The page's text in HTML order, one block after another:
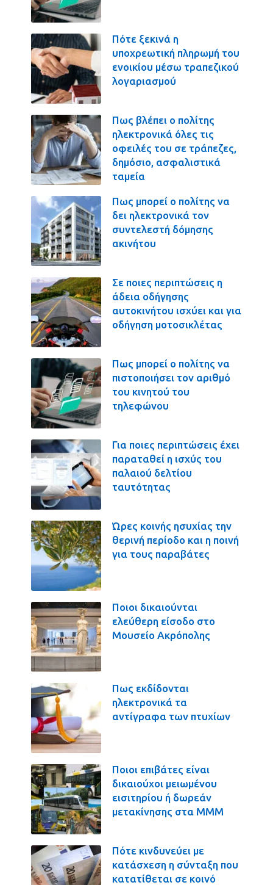
Πότε ξεκινά η
υποχρεωτική πληρωμή του
ενοικίου μέσω τραπεζικού
λογαριασμού
Πως βλέπει ο πολίτης
ηλεκτρονικά όλες τις
οφειλές του σε τράπεζες,
δημόσιο, ασφαλιστικά
ταμεία
Πως μπορεί ο πολίτης να
δει ηλεκτρονικά τον
συντελεστή δόμησης
ακινήτου
Σε ποιες περιπτώσεις η
άδεια οδήγησης
αυτοκινήτου ισχύει και για
οδήγηση μοτοσικλέτας
Πως μπορεί ο πολίτης να
πιστοποιήσει τον αριθμό
του κινητού του
τηλεφώνου
Για ποιες περιπτώσεις έχει
παραταθεί η ισχύς του
παλαιού δελτίου
ταυτότητας
Ώρες κοινής ησυχίας την
θερινή περίοδο και η ποινή
για τους παραβάτες
Ποιοι δικαιούνται
ελεύθερη είσοδο στο
Μουσείο Ακρόπολης
Πως εκδίδονται
ηλεκτρονικά τα
αντίγραφα των πτυχίων
Ποιοι επιβάτες είναι
δικαιούχοι μειωμένου
εισιτηρίου ή δωρεάν
μετακίνησης στα ΜΜΜ
Πότε κινδυνεύει με
κατάσχεση η σύνταξη που
κατατίθεται σε κοινό